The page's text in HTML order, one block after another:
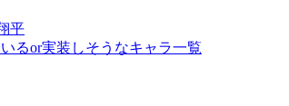
平
るor実装しそうなキャラ一覧